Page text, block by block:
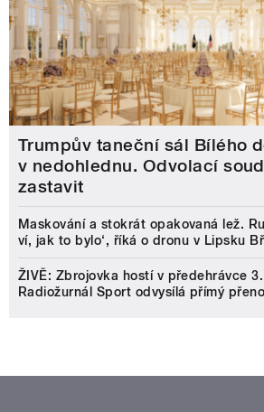
Trumpův taneční sál Bílého
v nedohlednu. Odvolací
zastavit
Maskování a stokrát opakovaná lež.
ví, jak to bylo‘, říká o dronu v Lipsku
ŽIVĚ: Zbrojovka hostí v předehrávce
Radiožurnál Sport odvysílá přímý